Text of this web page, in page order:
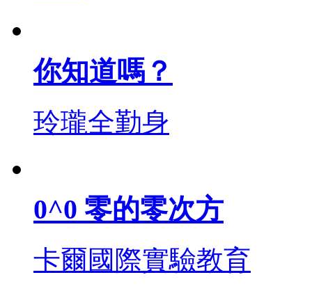
你知道嗎？
玲瓏全勤身
0^0 零的零次方
卡爾國際實驗教育